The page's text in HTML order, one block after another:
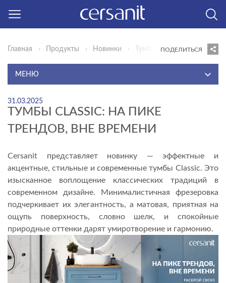
Главная Продукты Новинки Тумбы Classic: На пике
ПОДЕЛИТЬСЯ
МЕНЮ
САНИТАРНЫЙ ФАРФОР И ОБОРУДОВАНИЕ ДЛЯ ВАНН
CERSANIT
КЕРАМИЧЕСКАЯ ПЛИТКА CERSANIT
MITO
КЕРАМИЧЕСКАЯ ПЛИТКА MITO
АКЦИИ
НОВИНКИ
СЕРВИС И ГАРАНТИЯ
31.03.2025
ТУМБЫ CLASSIC: НА ПИКЕ
ТРЕНДОВ, ВНЕ ВРЕМЕНИ
Cersanit представляет новинку — эффектные и
акцентные, стильные и современные тумбы Classic. Это
изысканное воплощение классических традиций в
современном дизайне. Минималистичная фрезеровка
подчеркивает их элегантность, а матовая, приятная на
ощупь поверхность, словно шелк, и спокойные
природные оттенки дарят умиротворение и гармонию.